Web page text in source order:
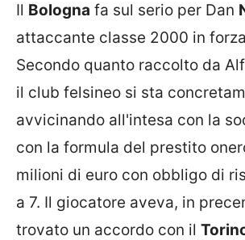
Il Bologna fa sul serio per Dan
attaccante classe 2000 in
Secondo quanto raccolto da
il club felsineo si sta
avvicinando all'intesa con la
con la formula del prestito
milioni di euro con obbligo di
a 7. Il giocatore aveva, in
trovato un accordo con il